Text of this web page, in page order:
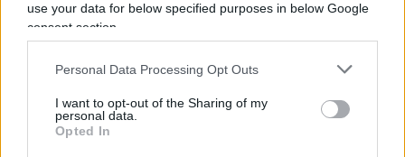
use your data for below specified purposes in below Google
consent section.
Personal Data Processing Opt Outs
I want to opt-out of the Sharing of my
personal data.
Opted In